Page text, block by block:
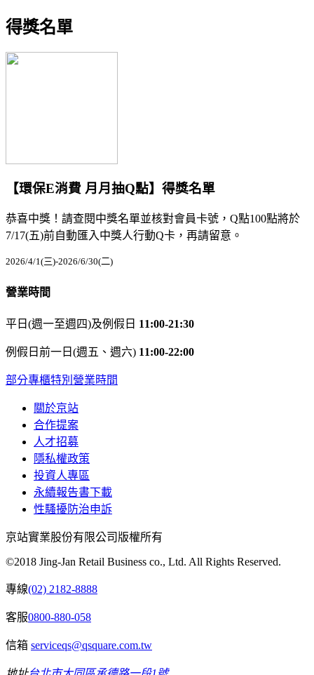
得獎名單
【環保E消費 月月抽Q點】得獎名單
恭喜中獎！請查閱中獎名單並核對會員卡號，Q點100點將於
7/17(五)前自動匯入中獎人行動Q卡，再請留意。
2026/4/1(三)-2026/6/30(二)
營業時間
平日(週一至週四)及例假日 11:00-21:30
例假日前一日(週五、週六) 11:00-22:00
部分專櫃特別營業時間
關於京站
合作提案
人才招募
隱私權政策
投資人專區
永續報告書下載
性騷擾防治申訴
京站實業股份有限公司版權所有
©2018 Jing-Jan Retail Business co., Ltd. All Rights Reserved.
專線(02) 2182-8888
客服0800-880-058
信箱 serviceqs@qsquare.com.tw